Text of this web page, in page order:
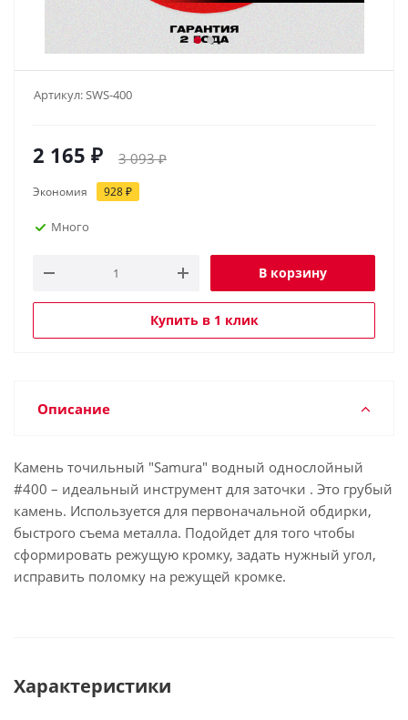
Артикул:SWS-400
2 165 ₽ 3 093₽
Экономия 928₽
Много
В корзину
Купить в 1 клик
Описание
Камень точильный "Samura" водный однослойный
#400 – идеальный инструмент для заточки . Это грубый
камень. Используется для первоначальной обдирки,
быстрого съема металла. Подойдет для того чтобы
сформировать режущую кромку, задать нужный угол,
исправить поломку на режущей кромке.
Характеристики